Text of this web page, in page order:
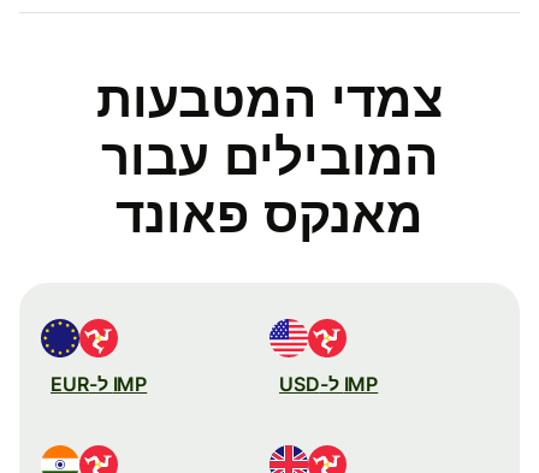
צמדי המטבעות
המובילים עבור
מאנקס פאונד
IMP ל-USD IMP ל-EUR